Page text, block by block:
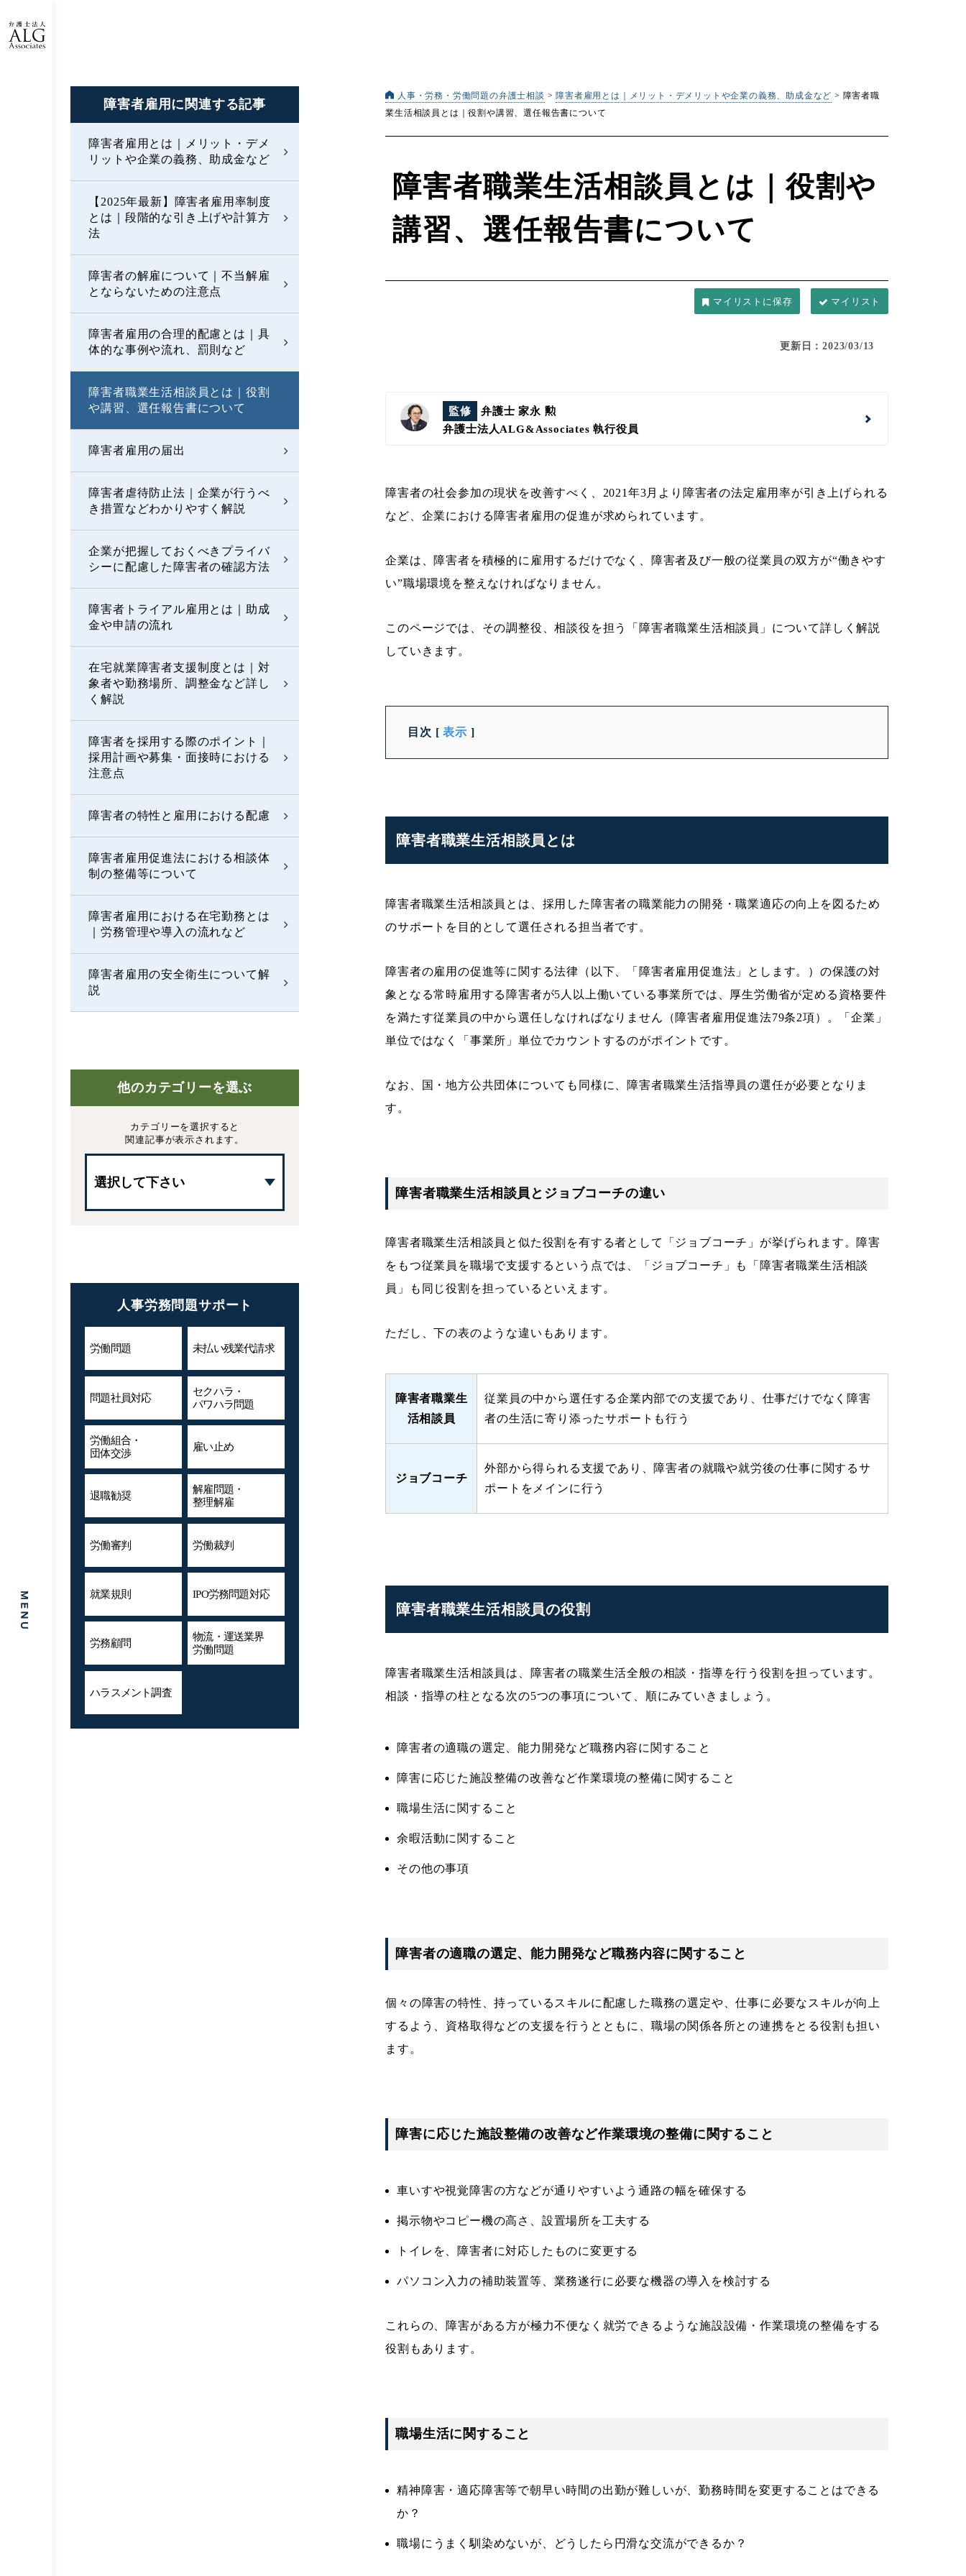
障害者雇用に 関連する記事
障害者雇用とは｜メリット・デメ
リットや企業の義務、助成金など
【2025年最新】障害者雇用率制度
とは｜段階的な引き上げや計算方
法
障害者の解雇について｜不当解雇
とならないための注意点
障害者雇用の合理的配慮とは｜具
体的な事例や流れ、罰則など
障害者職業生活相談員とは｜役割
や講習、選任報告書について
障害者雇用の届出
障害者虐待防止法｜企業が行うべ
き措置などわかりやすく解説
企業が把握しておくべきプライバ
シーに配慮した障害者の確認方法
障害者トライアル雇用とは｜助成
金や申請の流れ
在宅就業障害者支援制度とは｜対
象者や勤務場所、調整金など詳し
く解説
障害者を採用する際のポイント｜
採用計画や募集・面接時における
注意点
障害者の特性と雇用における配慮
障害者雇用促進法における相談体
制の整備等について
障害者雇用における在宅勤務とは
｜労務管理や導入の流れなど
障害者雇用の安全衛生について解
説
他のカテゴリーを選ぶ
カテゴリーを選択すると
関連記事が表示されます。
人事労務問題サポート
労働問題 未払い残業代請求
問題社員対応
セクハラ・
パワハラ問題
労働組合・
団体交渉
雇い止め
退職勧奨
解雇問題・
整理解雇
労働審判 労働裁判
就業規則 IPO労務問題対応
労務顧問
物流・運送業界
労働問題
ハラスメント調査
人事・労務・労働問題の弁護士相談 > 障害者雇用とは｜メリット・デメリットや企業の義務、助成金など > 障害者職
業生活相談員とは｜役割や講習、選任報告書について
障害者職業生活相談員とは｜役割や
講習、選任報告書について
マイリスト
更新日：2023/03/13
監修
弁護士 家永 勲
弁護士法人ALG&Associates執行役員
障害者の社会参加の現状を改善すべく、2021年3月より障害者の法定雇用率が引き上げられる
など、企業における障害者雇用の促進が求められています。
企業は、障害者を積極的に雇用するだけでなく、障害者及び一般の従業員の双方が“働きやす
い”職場環境を整えなければなりません。
このページでは、その調整役、相談役を担う「障害者職業生活相談員」について詳しく解説
していきます。
目次 [ 表示 ]
障害者職業生活相談員とは
障害者職業生活相談員とは、採用した障害者の職業能力の開発・職業適応の向上を図るため
のサポートを目的として選任される担当者です。
障害者の雇用の促進等に関する法律（以下、「障害者雇用促進法」とします。）の保護の対
象となる常時雇用する障害者が5人以上働いている事業所では、厚生労働省が定める資格要件
を満たす従業員の中から選任しなければなりません（障害者雇用促進法79条2項）。「企業」
単位ではなく「事業所」単位でカウントするのがポイントです。
なお、国・地方公共団体についても同様に、障害者職業生活指導員の選任が必要となりま
す。
障害者職業生活相談員とジョブコーチの違い
障害者職業生活相談員と似た役割を有する者として「ジョブコーチ」が挙げられます。障害
をもつ従業員を職場で支援するという点では、「ジョブコーチ」も「障害者職業生活相談
員」も同じ役割を担っているといえます。
ただし、下の表のような違いもあります。
障害者職業生
活相談員
従業員の中から選任する企業内部での支援であり、仕事だけでなく障害
者の生活に寄り添ったサポートも行う
ジョブコーチ
外部から得られる支援であり、障害者の就職や就労後の仕事に関するサ
ポートをメインに行う
障害者職業生活相談員の役割
障害者職業生活相談員は、障害者の職業生活全般の相談・指導を行う役割を担っています。
相談・指導の柱となる次の5つの事項について、順にみていきましょう。
障害者の適職の選定、能力開発など職務内容に関すること
障害に応じた施設整備の改善など作業環境の整備に関すること
職場生活に関すること
余暇活動に関すること
その他の事項
障害者の適職の選定、能力開発など職務内容に関すること
個々の障害の特性、持っているスキルに配慮した職務の選定や、仕事に必要なスキルが向上
するよう、資格取得などの支援を行うとともに、職場の関係各所との連携をとる役割も担い
ます。
障害に応じた施設整備の改善など作業環境の整備に関すること
車いすや視覚障害の方などが通りやすいよう通路の幅を確保する
掲示物やコピー機の高さ、設置場所を工夫する
トイレを、障害者に対応したものに変更する
パソコン入力の補助装置等、業務遂行に必要な機器の導入を検討する
これらの、障害がある方が極力不便なく就労できるような施設設備・作業環境の整備をする
役割もあります。
職場生活に関すること
精神障害・適応障害等で朝早い時間の出勤が難しいが、勤務時間を変更することはできる
か？
職場にうまく馴染めないが、どうしたら円滑な交流ができるか？